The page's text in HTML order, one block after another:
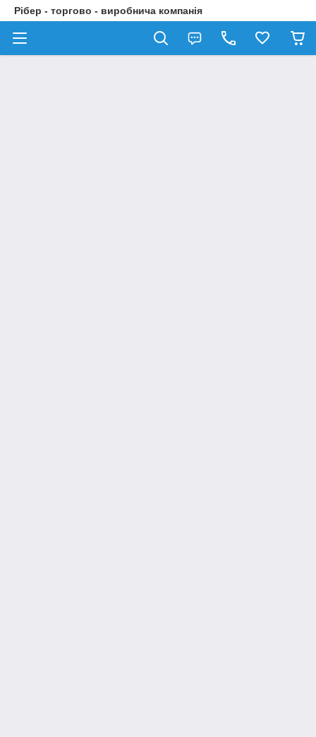
Рібер - торгово - виробнича компанія